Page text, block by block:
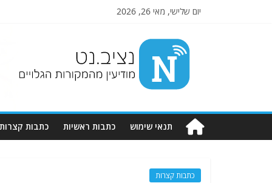
יום שלישי, מאי 26, 2026
Nziv.net
מודיעין
מהמקורות
תנאי שימוש כתבות ראשיות כתבות קצרות
כתבות קצרות